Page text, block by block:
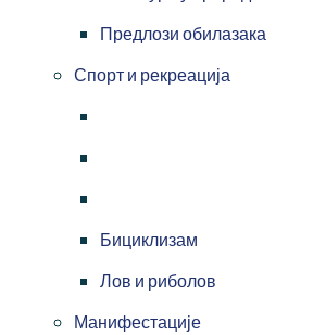
Предлози обилазака
Спорт и рекреација
Бициклизам
Лов и риболов
Манифестације